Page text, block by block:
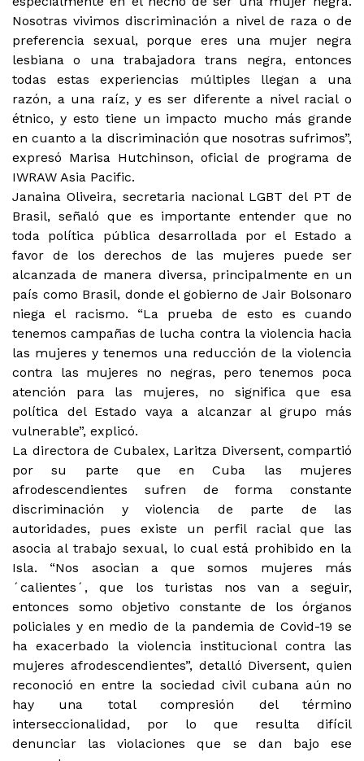
Nosotras vivimos discriminación a nivel de raza o de
preferencia sexual, porque eres una mujer negra
lesbiana o una trabajadora trans negra, entonces
todas estas experiencias múltiples llegan a una
razón, a una raíz, y es ser diferente a nivel racial o
étnico, y esto tiene un impacto mucho más grande
en cuanto a la discriminación que nosotras sufrimos”,
expresó Marisa Hutchinson, oficial de programa de
IWRAW Asia Pacific.
Janaina Oliveira, secretaria nacional LGBT del PT de
Brasil, señaló que es importante entender que no
toda política pública desarrollada por el Estado a
favor de los derechos de las mujeres puede ser
alcanzada de manera diversa, principalmente en un
país como Brasil, donde el gobierno de Jair Bolsonaro
niega el racismo. “La prueba de esto es cuando
tenemos campañas de lucha contra la violencia hacia
las mujeres y tenemos una reducción de la violencia
contra las mujeres no negras, pero tenemos poca
atención para las mujeres, no significa que esa
política del Estado vaya a alcanzar al grupo más
vulnerable”, explicó.
La directora de Cubalex, Laritza Diversent, compartió
por su parte que en Cuba las mujeres
afrodescendientes sufren de forma constante
discriminación y violencia de parte de las
autoridades, pues existe un perfil racial que las
asocia al trabajo sexual, lo cual está prohibido en la
Isla. “Nos asocian a que somos mujeres más
´calientes´, que los turistas nos van a seguir,
entonces somo objetivo constante de los órganos
policiales y en medio de la pandemia de Covid-19 se
ha exacerbado la violencia institucional contra las
mujeres afrodescendientes”, detalló Diversent, quien
reconoció en entre la sociedad civil cubana aún no
hay una total compresión del término
interseccionalidad, por lo que resulta difícil
denunciar las violaciones que se dan bajo ese